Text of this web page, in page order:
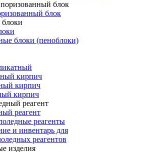
блок
блоки (пеноблоки)
кирпич
кирпич
кирпич
реагент
реагенты
и инвентарь для
реагентов